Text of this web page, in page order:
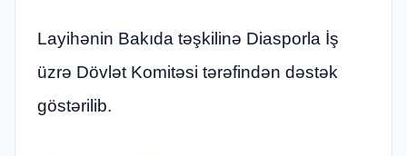
Layihənin Bakıda təşkilinə Diasporla İş
üzrə Dövlət Komitəsi tərəfindən dəstək
göstərilib.